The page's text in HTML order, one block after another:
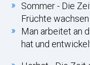
Sommer - Die
Früchte wachsen
Man arbeitet an
hat und